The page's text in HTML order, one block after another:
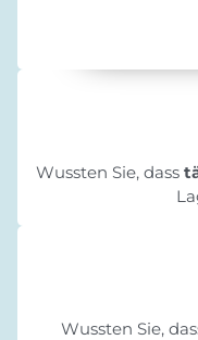
Wussten Sie, dass
Wussten Sie,